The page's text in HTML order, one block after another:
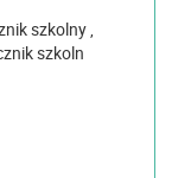
szkolny ,
szkoln